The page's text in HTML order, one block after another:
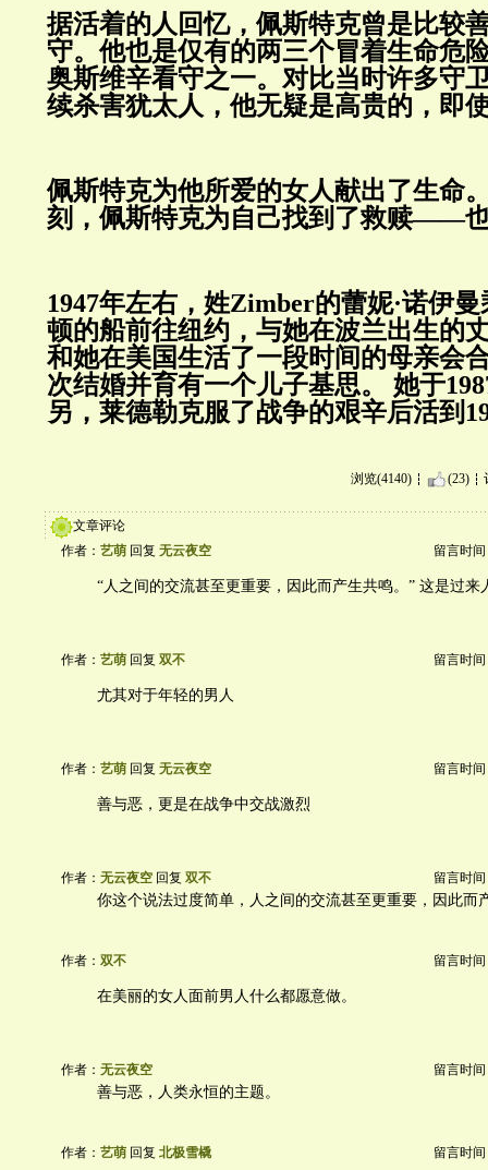
据活着的人回忆，佩斯特克曾是比较
守。他也是仅有的两三个冒着生命危
奥斯维辛看守之一。对比当时许多守
续杀害犹太人，他无疑是高贵的，即
佩斯特克为他所爱的女人献出了生命
刻，佩斯特克为自己找到了救赎——
1947年左右，姓Zimber的蕾妮·诺伊
顿的船前往纽约，与她在波兰出生的
和她在美国生活了一段时间的母亲会
次结婚并育有一个儿子基思。
她于
另，莱德勒克服了战争的艰辛后活到
浏览(4140) (23)
文章评论
作者： 艺萌 回复 无云夜空 留言时间
“人之间的交流甚至更重要，因此而产生共鸣。” 这是过来
作者： 艺萌 回复 双不 留言时间
尤其对于年轻的男人
作者： 艺萌 回复 无云夜空 留言时间
善与恶，更是在战争中交战激烈
作者： 无云夜空 回复 双不 留言时间
你这个说法过度简单，人之间的交流甚至更重要，因此而
作者： 双不 留言时间
在美丽的女人面前男人什么都愿意做。
作者： 无云夜空 留言时间
善与恶，人类永恒的主题。
作者： 艺萌 回复 北极雪橇 留言时间